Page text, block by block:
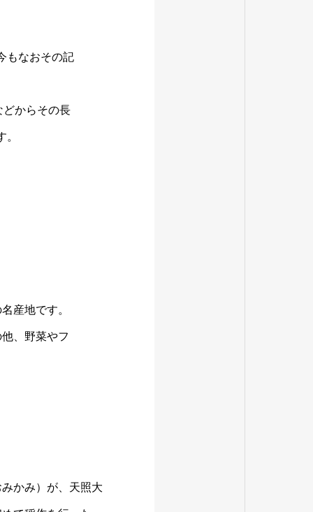
もなおその記
どからその長
産地です。
、野菜やフ
かみ）が、天照大